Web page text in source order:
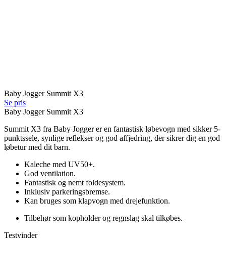
Baby Jogger Summit X3
Se pris
Baby Jogger Summit X3
Summit X3 fra Baby Jogger er en fantastisk løbevogn med sikker 5-
punktssele, synlige reflekser og god affjedring, der sikrer dig en god
løbetur med dit barn.
Kaleche med UV50+.
God ventilation.
Fantastisk og nemt foldesystem.
Inklusiv parkeringsbremse.
Kan bruges som klapvogn med drejefunktion.
Tilbehør som kopholder og regnslag skal tilkøbes.
Testvinder